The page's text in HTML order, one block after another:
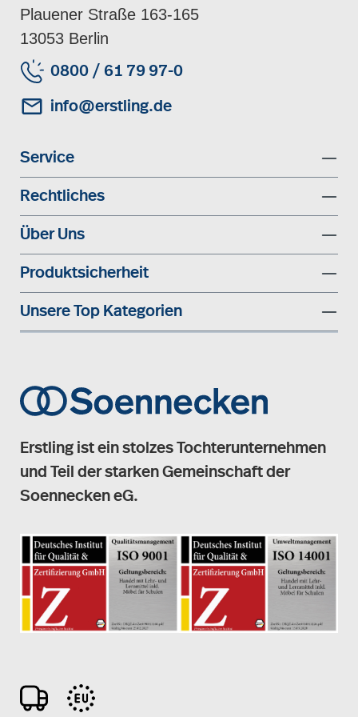
Plauener Straße 163-165
13053 Berlin
0800 / 61 79 97-0
info@erstling.de
Service
Rechtliches
Über Uns
Produktsicherheit
Unsere Top Kategorien
Erstling ist ein stolzes Tochterunternehmen
und Teil der starken Gemeinschaft der
Soennecken eG.